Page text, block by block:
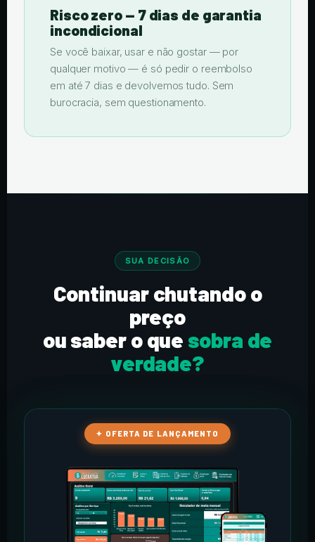
Risco zero — 7 dias de garantia
incondicional
Se você baixar, usar e não gostar — por
qualquer motivo — é só pedir o reembolso
em até 7 dias e devolvemos tudo. Sem
burocracia, sem questionamento.
SUA DECISÃO
Continuar chutando o
preço
ou saber o que sobra de
verdade?
✦ OFERTA DE LANÇAMENTO